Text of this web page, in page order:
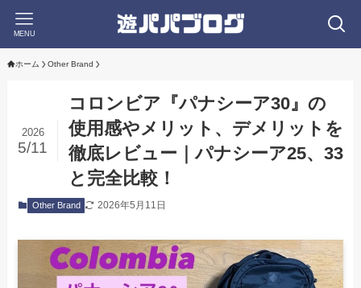
MENU
ホーム Other Brand
コロンビア『パナシーア30』の
使用感やメリット、デメリットを
徹底レビュー｜パナシーア25、33
と完全比較！
2026
5/11
Other Brand 2026年5月11日